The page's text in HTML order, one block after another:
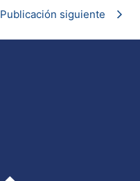
Publicación siguiente